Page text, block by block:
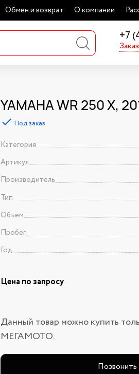
Обмен и возврат О компании
+7
YAMAHA WR 250 X,
Под заказ
Категория
Артикул
Производитель
Тип
Объем
Пробег
Год
Цена по запросу
Данный товар можно купить
МЕГАМОТО.
Позвонить